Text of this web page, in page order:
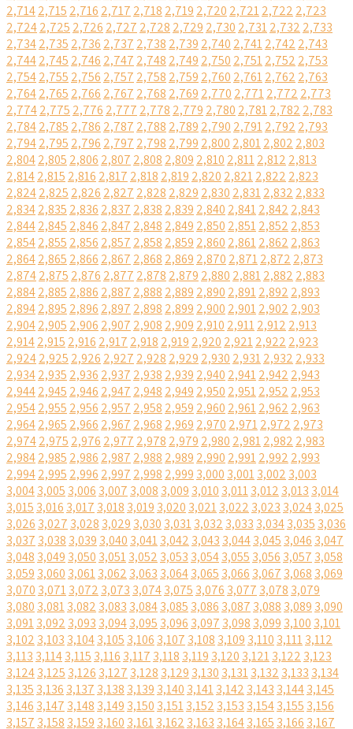
2,7142,715 2,716 2,717 2,718 2,719 2,720 2,7212,722 2,723
2,7242,725 2,726 2,727 2,728 2,729 2,730 2,7312,732 2,733
2,7342,735 2,736 2,737 2,738 2,739 2,740 2,7412,742 2,743
2,7442,745 2,746 2,747 2,748 2,749 2,750 2,7512,752 2,753
2,7542,755 2,756 2,757 2,758 2,759 2,760 2,7612,762 2,763
2,7642,765 2,766 2,767 2,768 2,769 2,770 2,7712,772 2,773
2,7742,775 2,776 2,777 2,778 2,779 2,780 2,7812,782 2,783
2,7842,785 2,786 2,787 2,788 2,789 2,790 2,7912,792 2,793
2,7942,795 2,796 2,797 2,798 2,799 2,800 2,8012,802 2,803
2,8042,805 2,806 2,807 2,808 2,809 2,810 2,8112,812 2,813
2,8142,815 2,816 2,817 2,818 2,819 2,820 2,8212,822 2,823
2,8242,825 2,826 2,827 2,828 2,829 2,830 2,8312,832 2,833
2,8342,835 2,836 2,837 2,838 2,839 2,840 2,8412,842 2,843
2,8442,845 2,846 2,847 2,848 2,849 2,850 2,8512,852 2,853
2,8542,855 2,856 2,857 2,858 2,859 2,860 2,8612,862 2,863
2,8642,865 2,866 2,867 2,868 2,869 2,870 2,8712,872 2,873
2,8742,875 2,876 2,877 2,878 2,879 2,880 2,8812,882 2,883
2,8842,885 2,886 2,887 2,888 2,889 2,890 2,8912,892 2,893
2,8942,895 2,896 2,897 2,898 2,899 2,900 2,9012,902 2,903
2,9042,905 2,906 2,907 2,908 2,909 2,910 2,9112,912 2,913
2,9142,915 2,916 2,917 2,918 2,919 2,920 2,9212,922 2,923
2,9242,925 2,926 2,927 2,928 2,929 2,930 2,9312,932 2,933
2,9342,935 2,936 2,937 2,938 2,939 2,940 2,9412,942 2,943
2,9442,945 2,946 2,947 2,948 2,949 2,950 2,9512,952 2,953
2,9542,955 2,956 2,957 2,958 2,959 2,960 2,9612,962 2,963
2,9642,965 2,966 2,967 2,968 2,969 2,970 2,9712,972 2,973
2,9742,975 2,976 2,977 2,978 2,979 2,980 2,9812,982 2,983
2,9842,985 2,986 2,987 2,988 2,989 2,990 2,9912,992 2,993
2,9942,995 2,996 2,997 2,998 2,999 3,000 3,0013,002 3,003
3,0043,005 3,006 3,007 3,008 3,009 3,010 3,0113,012 3,013 3,014
3,015 3,016 3,017 3,018 3,019 3,020 3,0213,022 3,023 3,0243,025
3,026 3,027 3,028 3,029 3,030 3,0313,032 3,033 3,0343,035 3,036
3,037 3,038 3,039 3,040 3,0413,042 3,043 3,0443,045 3,046 3,047
3,048 3,049 3,050 3,0513,052 3,053 3,0543,055 3,056 3,057 3,058
3,059 3,060 3,0613,062 3,063 3,0643,065 3,066 3,067 3,068 3,069
3,070 3,0713,072 3,073 3,0743,075 3,076 3,077 3,078 3,079
3,080 3,0813,082 3,083 3,0843,085 3,086 3,087 3,088 3,089 3,090
3,0913,092 3,093 3,0943,095 3,096 3,097 3,098 3,099 3,100 3,101
3,102 3,103 3,1043,105 3,106 3,107 3,108 3,109 3,110 3,1113,112
3,113 3,1143,115 3,116 3,117 3,118 3,119 3,120 3,1213,122 3,123
3,1243,125 3,126 3,127 3,128 3,129 3,130 3,1313,132 3,133 3,134
3,135 3,136 3,137 3,138 3,139 3,140 3,1413,142 3,143 3,1443,145
3,146 3,147 3,148 3,149 3,150 3,1513,152 3,153 3,1543,155 3,156
3,157 3,158 3,159 3,160 3,1613,162 3,163 3,1643,165 3,166 3,167